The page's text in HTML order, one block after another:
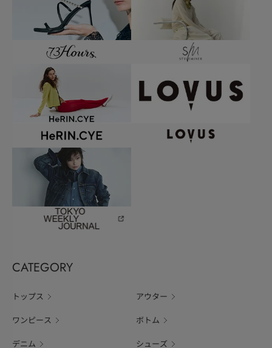
CATEGORY
トップス アウター
ワンピース ボトム
デニム シューズ